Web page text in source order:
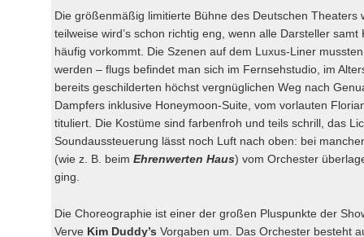
Die größenmäßig limitierte Bühne des Deutschen
teilweise wird’s schon richtig eng, wenn alle Darsteller
häufig vorkommt. Die Szenen auf dem Luxus-Liner
werden – flugs befindet man sich im Fernsehstudio, im
bereits geschilderten höchst vergnüglichen Weg nach
Dampfers inklusive Honeymoon-Suite, vom vorlauten
tituliert. Die Kostüme sind farbenfroh und teils schrill, das
Soundaussteuerung lässt noch Luft nach oben: bei
(wie z. B. beim Ehrenwerten Haus) vom Orchester
ging.
Die Choreographie ist einer der großen Pluspunkte der
Verve Kim Duddy’s Vorgaben um. Das Orchester besteht